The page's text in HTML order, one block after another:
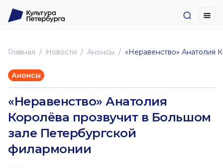
Главная Новоcти Анонсы «Неравенство» Анатолия
Анонсы
«Неравенство» Анатолия
Королёва прозвучит в Большом
зале Петербургской
филармонии